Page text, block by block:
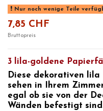
Nur noch wenige Teile
7,85 CHF
Bruttopreis
3 lila-goldene
Diese dekorativen lila
sehen in Ihrem
egal ob sie von der
Wänden befestigt